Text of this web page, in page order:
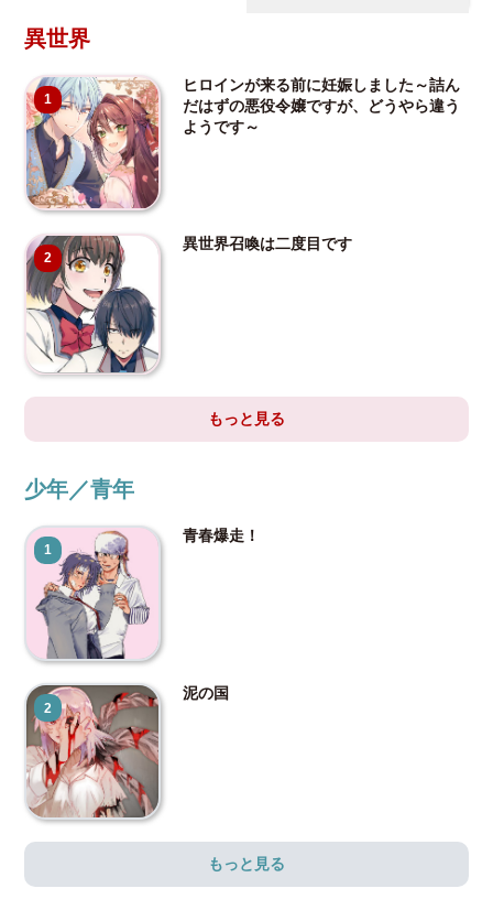
異世界
1
ヒロインが来る前に妊娠しました～詰ん
だはずの悪役令嬢ですが、どうやら違う
ようです～
2
異世界召喚は二度目です
もっと見る
少年／青年
1
青春爆走！
2
泥の国
もっと見る